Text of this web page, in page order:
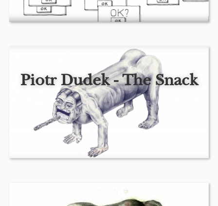
brain?”
. Han mener også, titlerne han giver sine værker er
en vigtig del af den kunstneriske process. Hvor
Piotr Dudek - The Snack
the_choir_of_toes_by_piotr_dudek-beauton-art-gallery-